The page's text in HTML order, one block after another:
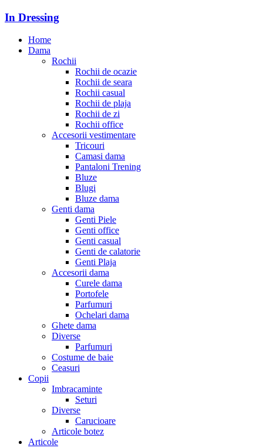
In Dressing
Home
Dama
Rochii
Rochii de ocazie
Rochii de seara
Rochii casual
Rochii de plaja
Rochii de zi
Rochii office
Accesorii vestimentare
Tricouri
Camasi dama
Pantaloni Trening
Bluze
Blugi
Bluze dama
Genti dama
Genti Piele
Genti office
Genti casual
Genti de calatorie
Genti Plaja
Accesorii dama
Curele dama
Portofele
Parfumuri
Ochelari dama
Ghete dama
Diverse
Parfumuri
Costume de baie
Ceasuri
Copii
Imbracaminte
Seturi
Diverse
Carucioare
Articole botez
Articole